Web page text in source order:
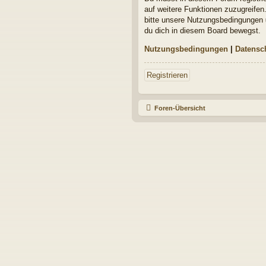
auf weitere Funktionen
bitte unsere
du dich in diesem Board bewegst.
Nutzungsbedingungen |
Registrieren
Foren-Übersicht